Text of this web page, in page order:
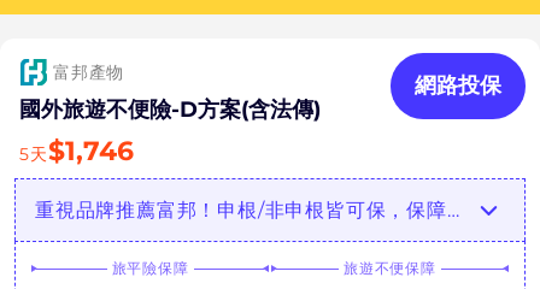
富邦產物
國外旅遊不便險-D方案(含法傳)
網路投保
5天$1,746
重視品牌推薦富邦！申根/非申根皆可保，保障豐富全面，可加購票券取消補償！
旅平險保障 旅遊不便保障